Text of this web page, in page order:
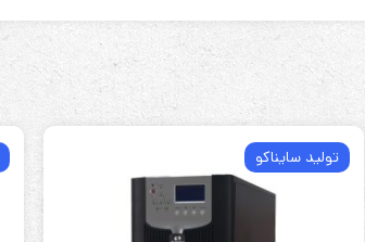
تولید سایناکو